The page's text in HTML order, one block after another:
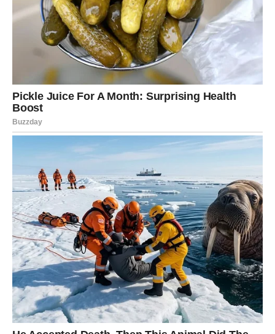
Opcija zamjene kuhinjskih krpa omiljena je među domaćicama
zbog vrhunske praktičnosti, visoke kvalitete i povećane
higijene. Njegova svestranost nadilazi kuhinjske primjene,
pokazujući učinkovitost u čišćenju površina kao što su prozori,
podovi i ogledala. Štoviše, služi kao neizostavan izvor za
pojedince koji traže olakšanje od vrućine tropskih ljeta. Perfex
je poznat po svojoj specijalizaciji u proizvodnji
visokokvalitetnog toaletnog papira i ručnika. Proizvodni proces
koristi napredne strojeve i nadziru ga iskusni profesionalci u
industriji. Ovi stručnjaci marljivo nadziru svaku fazu
proizvodnje kako bi zajamčili besprijekoran konačni proizvod.